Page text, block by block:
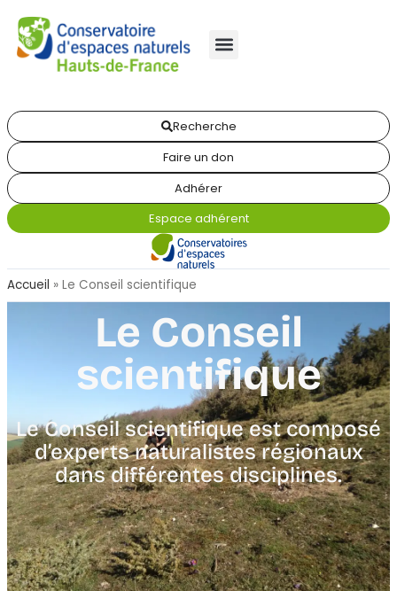
Recherche
Faire un don
Adhérer
Espace adhérent
Accueil » Le Conseil scientifique
Le Conseil
scientifique
Le Conseil scientifique est composé
d’experts naturalistes régionaux
dans différentes disciplines.